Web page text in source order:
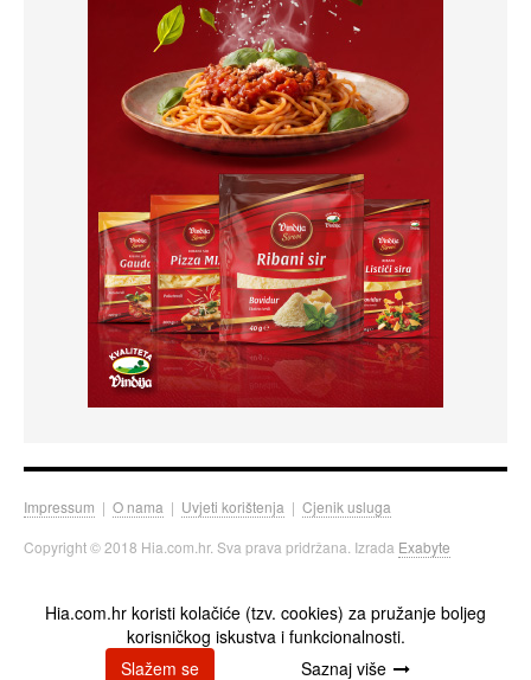
Impressum | O nama | Uvjeti korištenja | Cjenik usluga
Copyright © 2018 Hia.com.hr. Sva prava pridržana. Izrada Exabyte
Hia.com.hr koristi kolačiće (tzv. cookies) za pružanje boljeg
korisničkog iskustva i funkcionalnosti.
Slažem se
Saznaj više